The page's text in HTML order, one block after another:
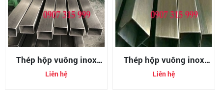
Thép hộp vuông inox
304/ Thép ống vuông
inox 304
Liên hệ
Thép hộp vuông inox
316/ Thép ống vuông
inox 316
Liên hệ